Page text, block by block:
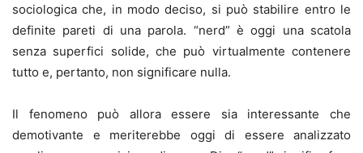
sociologica che, in modo deciso, si può stabilire entro le
definite pareti di una parola. “nerd” è oggi una scatola
senza superfici solide, che può virtualmente contenere
tutto e, pertanto, non significare nulla.
Il fenomeno può allora essere sia interessante che
demotivante e meriterebbe oggi di essere analizzato